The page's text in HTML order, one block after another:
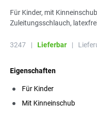
Für Kinder, mit
Zuleitungsschlauch,
3247 | Lieferbar |
Eigenschaften
Für Kinder
Mit Kinneinschub